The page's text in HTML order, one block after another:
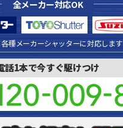
全メーカー対応OK
種メーカーシャッターに対応します
話1本で今すぐ駆けつけ